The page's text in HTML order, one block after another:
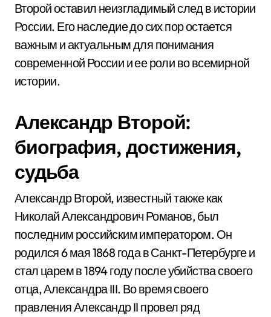
Второй оставил неизгладимый след в истории
России. Его наследие до сих пор остается
важным и актуальным для понимания
современной России и ее роли во всемирной
истории.
Александр Второй:
биография, достижения,
судьба
Александр Второй, известный также как
Николай Александрович Романов, был
последним российским императором. Он
родился 6 мая 1868 года в Санкт-Петербурге и
стал царем в 1894 году после убийства своего
отца, Александра III. Во время своего
правления Александр II провел ряд